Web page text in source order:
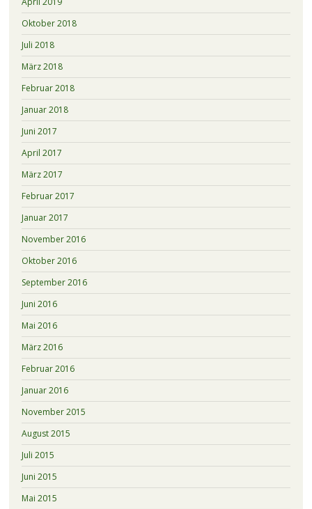
Oktober 2018
Juli 2018
März 2018
Februar 2018
Januar 2018
Juni 2017
April 2017
März 2017
Februar 2017
Januar 2017
November 2016
Oktober 2016
September 2016
Juni 2016
Mai 2016
März 2016
Februar 2016
Januar 2016
November 2015
August 2015
Juli 2015
Juni 2015
Mai 2015